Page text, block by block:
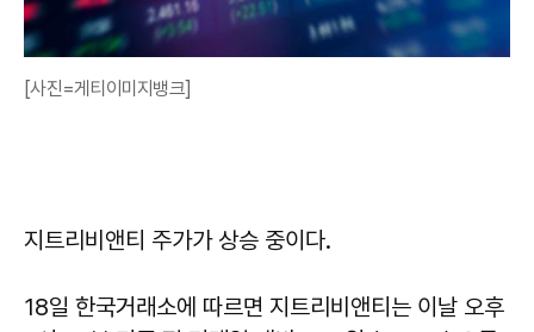
[사진=게티이미지뱅크]
지트리비앤티 주가가 상승 중이다.
18일 한국거래소에 따르면 지트리비앤티는 이날 오후